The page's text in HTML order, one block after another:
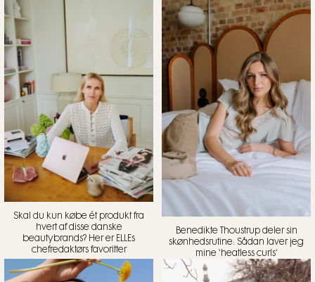
Skal du kun købe ét produkt fra
hvert af disse danske
beautybrands? Her er ELLEs
chefredaktørs favoritter
Benedikte Thoustrup deler sin
skønhedsrutine: Sådan laver jeg
mine ‘heatless curls’